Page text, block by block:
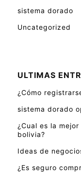
sistema dorado
Uncategorized
ULTIMAS
¿Cómo
sistema dorado
¿Cual es la
bolivia?
Ideas de
¿Es seguro